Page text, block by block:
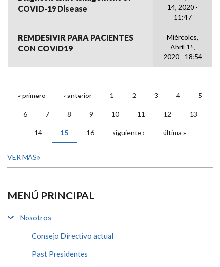
COVID-19 Disease
14, 2020 -
11:47
REMDESIVIR PARA PACIENTES
CON COVID19
Miércoles,
Abril 15,
2020 - 18:54
PÁGINAS
« primero ‹ anterior 1 2 3 4 5
6 7 8 9 10 11 12 13
14 15 16 siguiente › última »
VER MÁS
MENÚ PRINCIPAL
Nosotros
Consejo Directivo actual
Past Presidentes